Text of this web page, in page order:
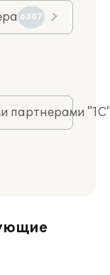
6307
партнерами